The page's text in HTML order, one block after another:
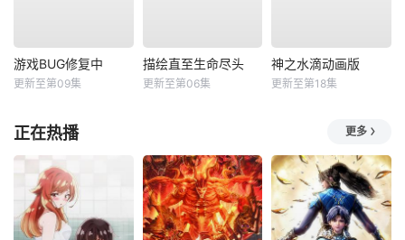
游戏BUG修复中
更新至第09集
描绘直至生命尽头
更新至第06集
神之水滴动画版
更新至第18集
正在热播 更多